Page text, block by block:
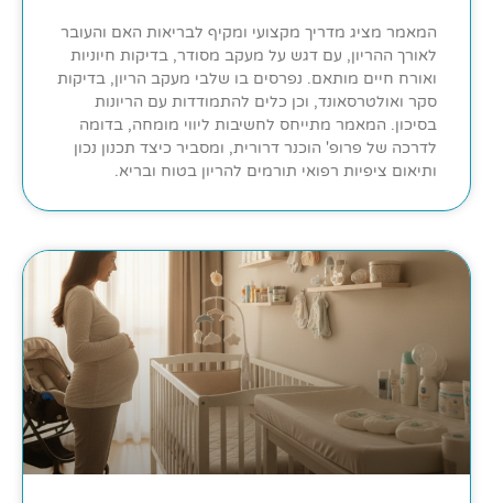
המאמר מציג מדריך מקצועי ומקיף לבריאות האם והעובר
לאורך ההריון, עם דגש על מעקב מסודר, בדיקות חיוניות
ואורח חיים מותאם. נפרסים בו שלבי מעקב הריון, בדיקות
סקר ואולטרסאונד, וכן כלים להתמודדות עם הריונות
בסיכון. המאמר מתייחס לחשיבות ליווי מומחה, בדומה
לדרכה של פרופ' הוכנר דרורית, ומסביר כיצד תכנון נכון
ותיאום ציפיות רפואי תורמים להריון בטוח ובריא.